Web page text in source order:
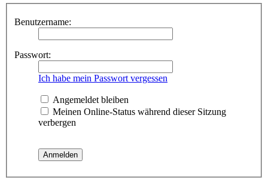
Benutzername:
Passwort:
Ich habe mein Passwort vergessen
Angemeldet bleiben
Meinen Online-Status während dieser Sitzung
verbergen